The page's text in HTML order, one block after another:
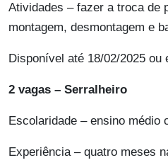
Atividades – fazer a troca de
montagem, desmontagem e
Disponível até 18/02/2025 ou
2 vagas – Serralheiro
Escolaridade – ensino médio
Experiência – quatro meses